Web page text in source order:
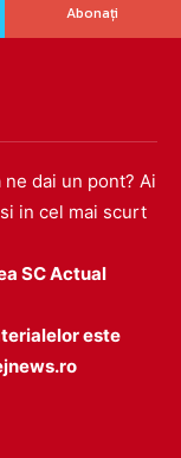
Abonați
dai un pont? Ai
in cel mai scurt
SC Actual
este